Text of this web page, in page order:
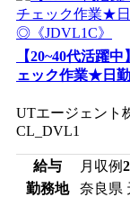
【20~40代活躍
ェック作業★日
UTエージェント
CL_DVL1
給与 月収例
勤務地
奈良県